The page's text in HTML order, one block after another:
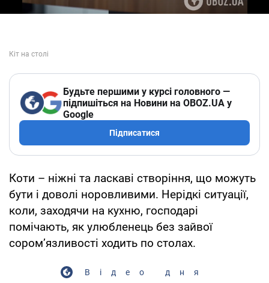
Будьте першими у курсі головного —
підпишіться на Новини на OBOZ.UA у
Google
Підписатися
Коти – ніжні та ласкаві створіння, що можуть
бути і доволі норовливими. Нерідкі ситуації,
коли, заходячи на кухню, господарі
помічають, як улюбленець без зайвої
сором’язливості ходить по столах.
Відео дня